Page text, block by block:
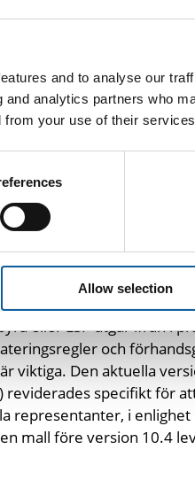
and to analyse our
analytics partners who
from your use of their
Allow selection
förordning (EG) nr 726/
av produktens
Förordning 726/2004
centralt godkända
ANSM i Frankrike,
och
följer de marknader
eller LSP utgår ifrån i
och
viktiga. Den aktuella
reviderades specifikt för
representanter, i
mall före version 10.4